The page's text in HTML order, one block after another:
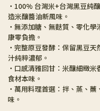
•100% 台灣米+台灣黑豆純
造米釀醬油新風味。
•無添加糖、無麩質、零化
康零負擔。
•完整原豆發酵：保留黑豆天
汁純粹濃郁。
•口感清雅回甘：米釀細緻米
食材本味。
•萬用料理首選：拌、蒸、蘸
味。